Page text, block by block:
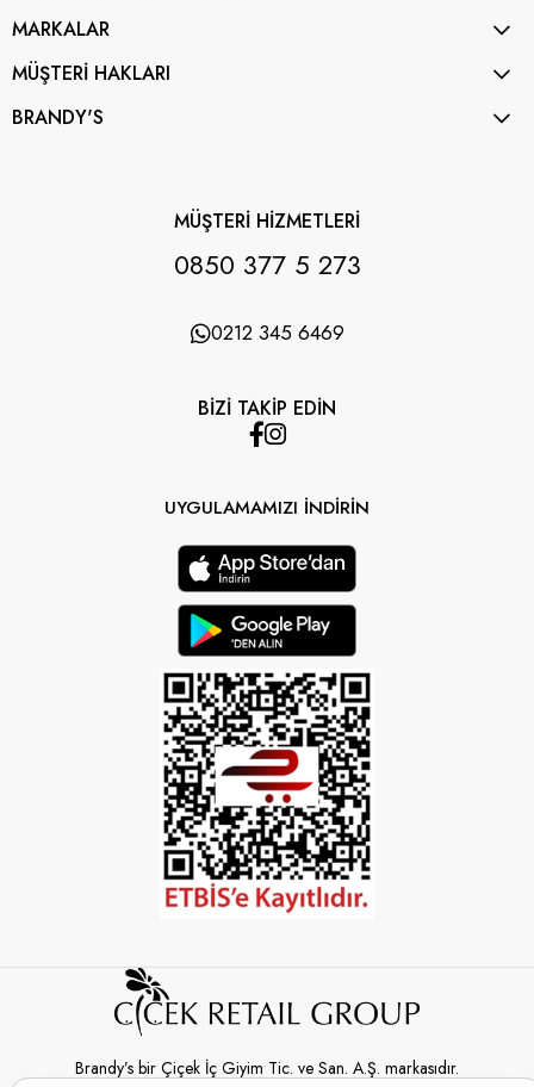
MARKALAR
MÜŞTERİ HAKLARI
BRANDY'S
MÜŞTERİ HİZMETLERİ
0850 377 5 273
0212 345 6469
BİZİ TAKİP EDİN
UYGULAMAMIZI İNDİRİN
Brandy’s bir Çiçek İç Giyim Tic. ve San. A.Ş. markasıdır.